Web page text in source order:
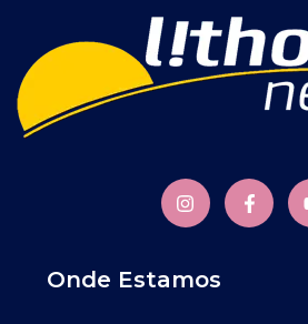
Onde Estamos